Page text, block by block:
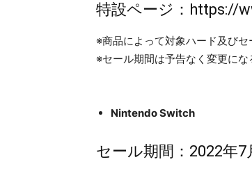
特設ページ： https://
※商品によって対象ハード及びセ
※セール期間は予告なく変更にな
Nintendo Switch
セール期間：2022年